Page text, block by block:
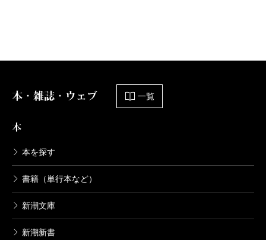
本・雑誌・ウェブ 一覧
本
本を探す
書籍（単行本など）
新潮文庫
新潮新書